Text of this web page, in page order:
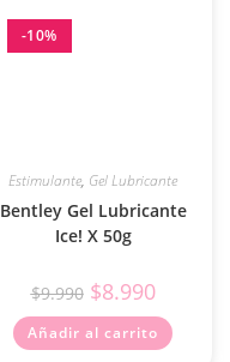
-10%
Estimulante, Gel Lubricante
Bentley Gel Lubricante
Ice! X 50g
$9.990 $8.990
Añadir al carrito